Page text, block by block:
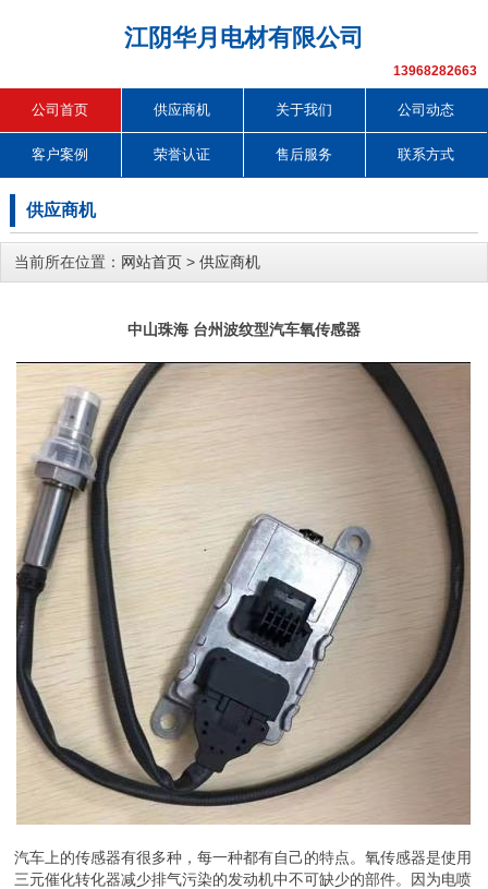
江阴华月电材有限公司
13968282663
公司首页 供应商机 关于我们 公司动态
客户案例 荣誉认证 售后服务 联系方式
供应商机
当前所在位置： 网站首页 > 供应商机
中山珠海 台州波纹型汽车氧传感器
汽车上的传感器有很多种，每一种都有自己的特点。氧传感器是使用
三元催化转化器减少排气污染的发动机中不可缺少的部件。因为电喷